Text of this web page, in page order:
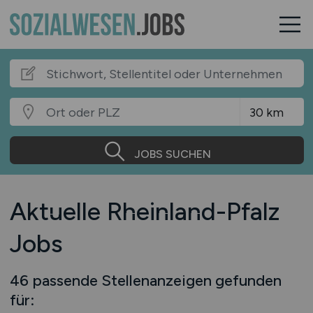
JOBS SUCHEN
Aktuelle Rheinland-Pfalz
Jobs
46 passende Stellenanzeigen gefunden
für: